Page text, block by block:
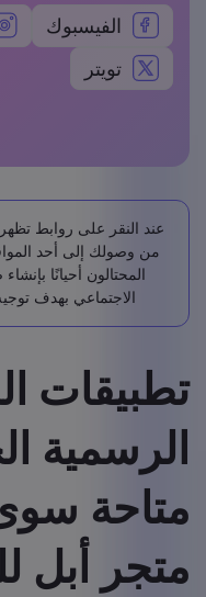
الفيسبوك
تويتر
عند النقر على روابط
من وصولك إلى أحد
المحتالون أحيانًا
الاجتماعي بهدف
تطبيقات
الرسمية
متاحة
متجر أبل